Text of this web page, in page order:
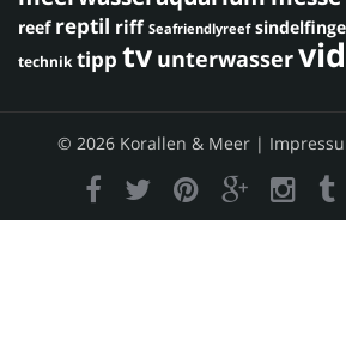
reef reptil riff Seafriendlyreef
technik tipp tv unterwasser
© 2026 Korallen & Meer |